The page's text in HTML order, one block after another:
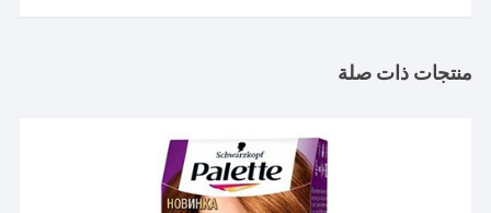
منتجات ذات صلة